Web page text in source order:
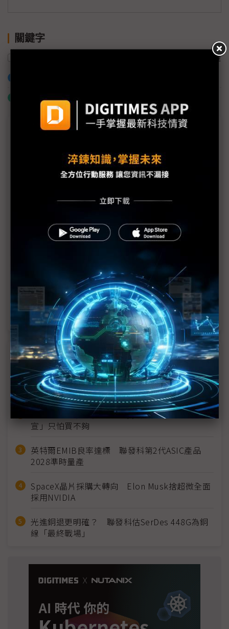
關鍵字
供應鏈
什麼是「關鍵字追蹤」
議題精選－華為年報揭示AI長征路
評析：深入解讀華為年報 AI重研發投入成主軸、直
面騰訊、阿里生態系壓力
華為2025全年營收年增2.2% 雲端承壓、AI與車用
逆勢成長
華為昇騰950PR亮相彌補算力缺口 加速卡算力近
華為跟進「養龍蝦」熱潮 推AI代理開發平台
AgentArts
近７天熱門報導
MLCC訂單過熱、出貨比創高 村田示警全球AI基
建熱潮將趨緩
2027全年記憶體產能提前售罄 買家「祕而不
宣」只怕買不夠
英特爾EMIB良率達標 聯發科第2代ASIC產品
2028準時量產
SpaceX晶片採購大轉向 Elon Musk捨超微全面
採用NVIDIA
光進銅退更明確？ 聯發科估SerDes 448G為銅
線「最終戰場」